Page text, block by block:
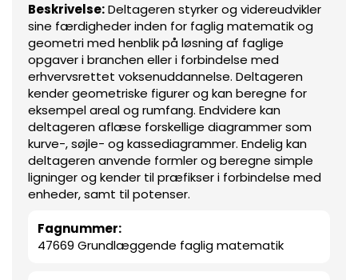
Beskrivelse:Deltageren styrker og videreudvikler
sine færdigheder inden for faglig matematik og
geometri med henblik på løsning af faglige
opgaver i branchen eller i forbindelse med
erhvervsrettet voksenuddannelse. Deltageren
kender geometriske figurer og kan beregne for
eksempel areal og rumfang. Endvidere kan
deltageren aflæse forskellige diagrammer som
kurve-, søjle- og kassediagrammer. Endelig kan
deltageren anvende formler og beregne simple
ligninger og kender til præfikser i forbindelse med
enheder, samt til potenser.
Fagnummer:
47669 Grundlæggende faglig matematik